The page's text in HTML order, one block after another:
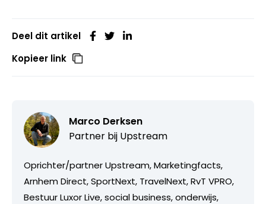
Deel dit artikel
Kopieer link
Marco Derksen
Partner bij Upstream
Oprichter/partner Upstream, Marketingfacts,
Arnhem Direct, SportNext, TravelNext, RvT VPRO,
Bestuur Luxor Live, social business, onderwijs,